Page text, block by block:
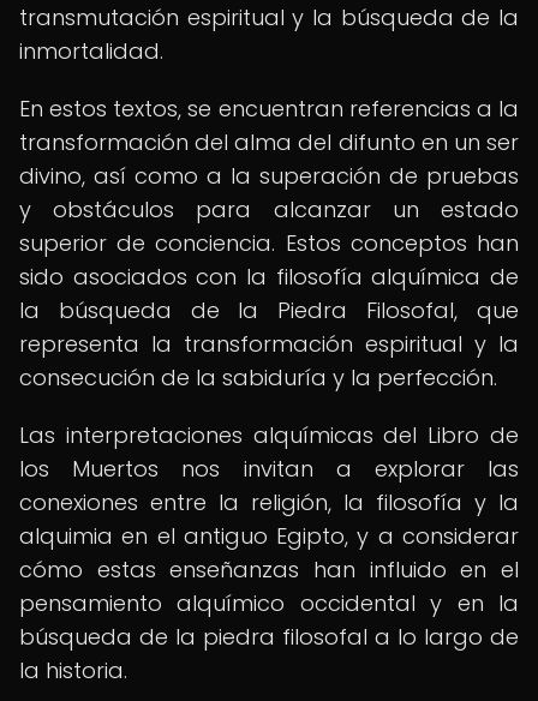
transmutación espiritual y la búsqueda de la
inmortalidad.
En estos textos, se encuentran referencias a la
transformación del alma del difunto en un ser
divino, así como a la superación de pruebas
y obstáculos para alcanzar un estado
superior de conciencia. Estos conceptos han
sido asociados con la filosofía alquímica de
la búsqueda de la Piedra Filosofal, que
representa la transformación espiritual y la
consecución de la sabiduría y la perfección.
Las interpretaciones alquímicas del Libro de
los Muertos nos invitan a explorar las
conexiones entre la religión, la filosofía y la
alquimia en el antiguo Egipto, y a considerar
cómo estas enseñanzas han influido en el
pensamiento alquímico occidental y en la
búsqueda de la piedra filosofal a lo largo de
la historia.